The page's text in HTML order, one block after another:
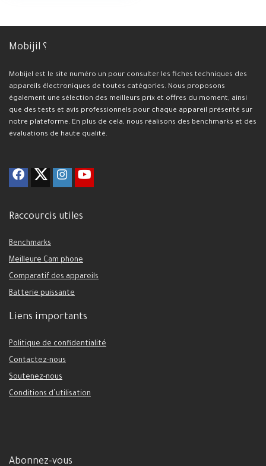
Mobijil ؟
Mobijel est le site numéro un pour consulter les fiches techniques des
appareils électroniques de toutes catégories. Nous proposons
également une sélection des meilleurs prix et offres du moment, ainsi
que des tests et avis professionnels pour chaque appareil présenté sur
notre plateforme. En plus de cela, nous réalisons des benchmarks et des
évaluations de haute qualité.
Raccourcis utiles
Benchmarks
Meilleure Cam phone
Comparatif des appareils
Batterie puissante
Liens importants
Politique de confidentialité
Contactez-nous
Soutenez-nous
Conditions d’utilisation
Abonnez-vous